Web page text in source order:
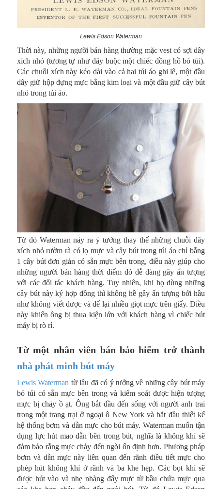
Lewis Edson Waterman
Thời này, những người bán hàng thường mặc vest có sợi dây
xích nhỏ (tương tự như dây buộc một chiếc đồng hồ bỏ túi).
Các chuỗi xích này kéo dài vào cả hai túi áo ghi lê, một đầu
dây giữ hộp đựng mực bằng kim loại và một đầu giữ cây bút
nhỏ trong túi áo.
Từ đó Waterman nảy ra ý tưởng thay thế những chuỗi dây
xích nhỏ rườm rà có lọ mực và cây bút trong túi áo chỉ bằng
1 cây bút đơn giản có sẵn mực bên trong, điều này giúp cho
những người bán hàng thời điểm đó dễ dàng gây ấn tượng
với các đối tác khách hàng. Tuy nhiên, khi họ dùng những
cây bút này ký hợp đồng thì không hề gây ấn tượng bởi hầu
như không viết được và để lại nhiều giọt mực trên giấy. Điều
này khiến ông bị thua kiện lớn với khách hàng vì chiếc bút
máy bị rò rỉ.
Từ một nhân viên bán bảo hiểm trở thành
nhà phát minh bút máy
Lewis Waterman từ lâu đã có ý tưởng về những cây bút máy
bỏ túi có sẵn mực bên trong và kiểm soát được hiện tượng
mực bị chảy ồ ạt. Ông bắt đầu đến sống với người anh trai
trong một trang trại ở ngoại ô New York và bắt đầu thiết kế
hệ thống bơm và dẫn mực cho bút máy. Waterman muốn tận
dụng lực hút mao dẫn bên trong bút, nghĩa là không khí sẽ
đảm bảo rằng mực chảy đến ngòi ổn định hơn. Phương pháp
bơm và dẫn mực này liên quan đến rãnh điều tiết mực cho
phép hút không khí ở rãnh và ba khe hẹp. Các bọt khí sẽ
được hút vào và nhẹ nhàng đẩy mực từ bầu chứa mực qua